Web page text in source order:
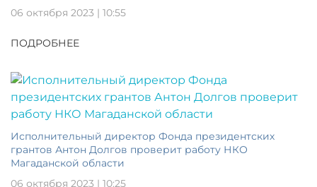
06 октября 2023 | 10:55
ПОДРОБНЕЕ
Исполнительный директор Фонда президентских
грантов Антон Долгов проверит работу НКО
Магаданской области
06 октября 2023 | 10:25